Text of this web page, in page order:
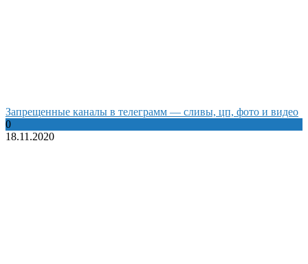
Запрещенные каналы в телеграмм — сливы, цп, фото и видео
0
18.11.2020